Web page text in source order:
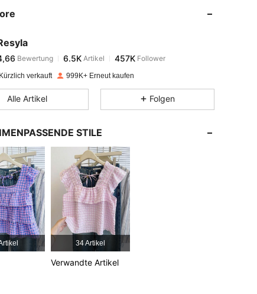
Bewertung
l***5bezahltVor 1 Tag
6.5K 457K
6.5K 457K
6.5K 457K
6.5K 457K
verkauft 999K+ Erneut kaufen
Alle Artikel Folgen
STILE
34 Artikel
Verwandte Artikel